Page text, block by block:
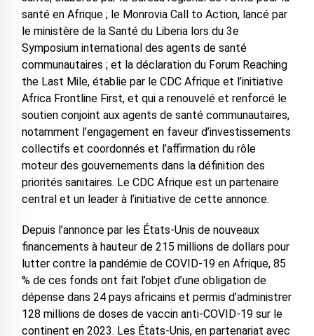
santé en Afrique ; le Monrovia Call to Action, lancé par
le ministère de la Santé du Liberia lors du 3e
Symposium international des agents de santé
communautaires ; et la déclaration du Forum Reaching
the Last Mile, établie par le CDC Afrique et l’initiative
Africa Frontline First, et qui a renouvelé et renforcé le
soutien conjoint aux agents de santé communautaires,
notamment l’engagement en faveur d’investissements
collectifs et coordonnés et l’affirmation du rôle
moteur des gouvernements dans la définition des
priorités sanitaires. Le CDC Afrique est un partenaire
central et un leader à l’initiative de cette annonce.
Depuis l’annonce par les États-Unis de nouveaux
financements à hauteur de 215 millions de dollars pour
lutter contre la pandémie de COVID-19 en Afrique, 85
% de ces fonds ont fait l’objet d’une obligation de
dépense dans 24 pays africains et permis d’administrer
128 millions de doses de vaccin anti-COVID-19 sur le
continent en 2023. Les États-Unis, en partenariat avec